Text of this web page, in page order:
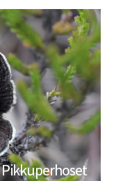
Pikkuperhoset